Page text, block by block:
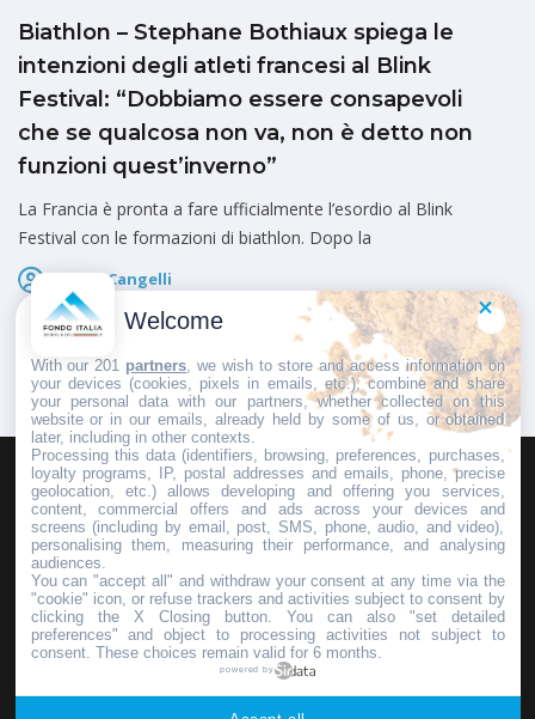
Biathlon – Stephane Bothiaux spiega le
intenzioni degli atleti francesi al Blink
Festival: “Dobbiamo essere consapevoli
che se qualcosa non va, non è detto non
funzioni quest’inverno”
La Francia è pronta a fare ufficialmente l’esordio al Blink
Festival con le formazioni di biathlon. Dopo la
Marco Cangelli
Pubblicato il
HOMEPAGEREDAZIONEINVIA UN COMUNICATO STAMPA
PUBBLICITÀSCRIVI AL DIRETTORE
Copyright © 2016 - 2025 ASD Fondo Italia - Partita Iva: IT 03855110049
Welcome
With our 201 partners , we wish to store and access information on
your devices (cookies, pixels in emails, etc.), combine and share
your personal data with our partners, whether collected on this
website or in our emails, already held by some of us, or obtained
later, including in other contexts.
Processing this data (identifiers, browsing, preferences, purchases,
loyalty programs, IP, postal addresses and emails, phone, precise
geolocation, etc.) allows developing and offering you services,
content, commercial offers and ads across your devices and
screens (including by email, post, SMS, phone, audio, and video),
personalising them, measuring their performance, and analysing
audiences.
You can "accept all" and withdraw your consent at any time via the
"cookie" icon, or refuse trackers and activities subject to consent by
clicking the X Closing button. You can also "set detailed
preferences" and object to processing activities not subject to
consent. These choices remain valid for 6 months.
powered by